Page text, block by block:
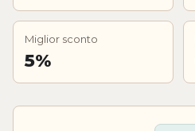
Miglior sconto
5%